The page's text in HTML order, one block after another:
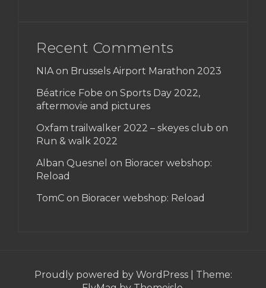
Recent Comments
NIA on Brussels Airport Marathon 2023
Béatrice Fobe on Sports Day 2022,
aftermovie and pictures
Oxfam trailwalker 2022 – skeyes club on
Run & walk 2022
Alban Quesnel on Bioracer webshop:
Reload
TomC on Bioracer webshop: Reload
Proudly powered by WordPress
Theme: